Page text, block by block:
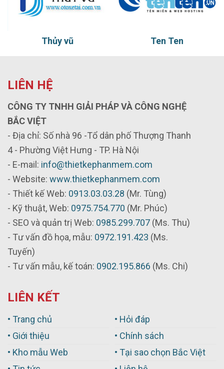
Thủy vũ Ten Ten
LIÊN HỆ
CÔNG TY TNHH GIẢI PHÁP VÀ CÔNG NGHỆ
BẮC VIỆT
- Địa chỉ: Số nhà 96 -Tổ dân phố Thượng Thanh
4 - Phường Việt Hưng - TP. Hà Nội
- E-mail: info@thietkephanmem.com
- Website: www.thietkephanmem.com
- Thiết kế Web: 0913.03.03.28 (Mr. Tùng)
- Kỹ thuật, Web: 0975.754.770 (Mr. Phúc)
- SEO và quản trị Web: 0985.299.707 (Ms. Thu)
- Tư vấn đồ họa, mẫu: 0972.191.423 (Ms.
Tuyến)
- Tư vấn mẫu, kế toán: 0902.195.866 (Ms. Chi)
LIÊN KẾT
• Trang chủ
• Giới thiệu
• Kho mẫu Web
• Hỏi đáp
• Chính sách
• Tại sao chọn Bắc Việt